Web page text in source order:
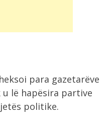
para gazetarëve
lë hapësira partive
politike.